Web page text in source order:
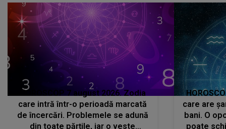
HOROSCOP 7 august 2026. Zodia
care intră într-o perioadă marcată
de încercări. Problemele se adună
din toate părțile, iar o veste
care are
bani. O
poate